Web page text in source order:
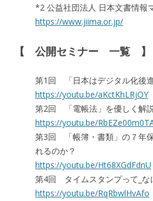
*2 公益社団法人 日本文書情報
https://www.jiima.or.jp/
【 公開セミナー 一覧 】
第1回 「日本はデジタル化後進
https://youtu.be/aKctKhLRjOY
第2回 「電帳法」を優しく解
https://youtu.be/
第3回 「帳簿・書類」の７年
れるのか？
https://youtu.be/Ht68XGdFdnU
第4回 タイムスタンプって_な
https://youtu.be/RqRbwlHvAfo